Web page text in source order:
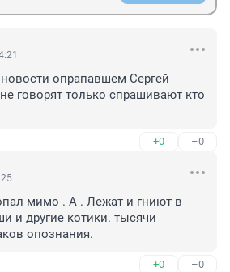
опрапавшем Сергей
говорят только спрашивают кто
+0 –0
мимо . А . Лежат и гниют в
и другие котики. тысячи
опознания.
+0 –0